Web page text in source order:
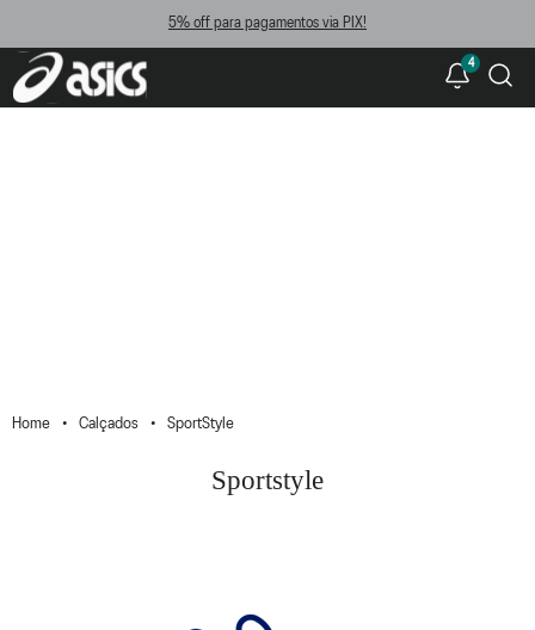
5% off para pagamentos via PIX!
4
Calçados SportStyle
Sportstyle